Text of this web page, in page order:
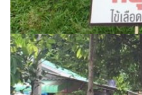
ต้นแหลงโฮมสเตย์
ตูบฮิมโต้งโฮมสเตย์
นครน่านอพาร์ทเม้น